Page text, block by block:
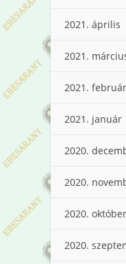
2021. április
2021.
2021. február
2021. január
2020.
2020.
2020. október
2020.